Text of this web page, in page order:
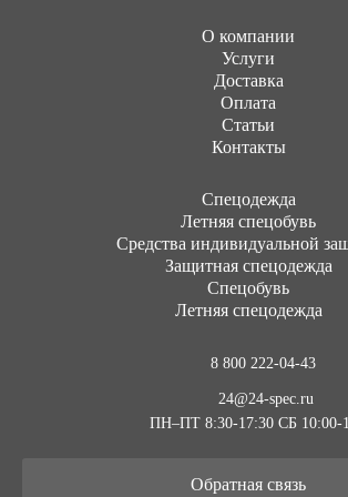
О компании
Услуги
Доставка
Оплата
Статьи
Контакты
Cпецодежда
Летняя спецобувь
Средства индивидуальной
Защитная спецодежда
Спецобувь
Летняя спецодежда
8 800 222-04-43
24@24-spec.ru
ПН–ПТ 8:30-17:30 СБ 10:00-
Обратная связь